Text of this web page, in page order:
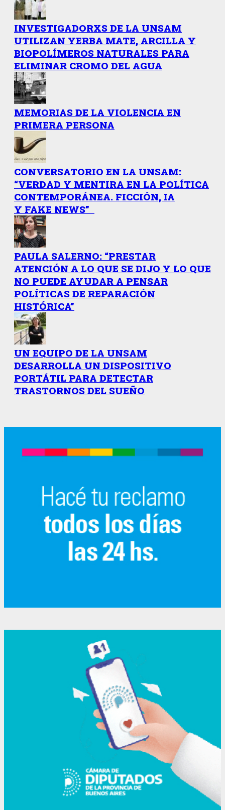
INVESTIGADORXS DE LA UNSAM
UTILIZAN YERBA MATE, ARCILLA Y
BIOPOLÍMEROS NATURALES PARA
ELIMINAR CROMO DEL AGUA
MEMORIAS DE LA VIOLENCIA EN
PRIMERA PERSONA
CONVERSATORIO EN LA UNSAM:
“VERDAD Y MENTIRA EN LA POLÍTICA
CONTEMPORÁNEA. FICCIÓN, IA
Y FAKE NEWS”
PAULA SALERNO: “PRESTAR
ATENCIÓN A LO QUE SE DIJO Y LO QUE
NO PUEDE AYUDAR A PENSAR
POLÍTICAS DE REPARACIÓN
HISTÓRICA”
UN EQUIPO DE LA UNSAM
DESARROLLA UN DISPOSITIVO
PORTÁTIL PARA DETECTAR
TRASTORNOS DEL SUEÑO